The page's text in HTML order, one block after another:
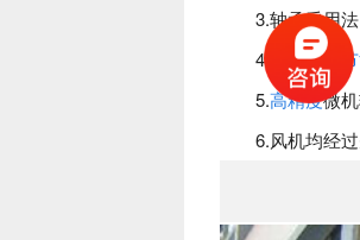
3.轴承采用法
4.配置高效
5.高精度微
6.风机均经过